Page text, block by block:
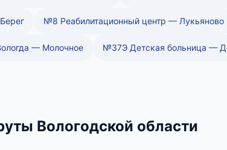
№8 Реабилитационный центр — Лукьяново
— Молочное №37Э Детская больница —
Вологодской области